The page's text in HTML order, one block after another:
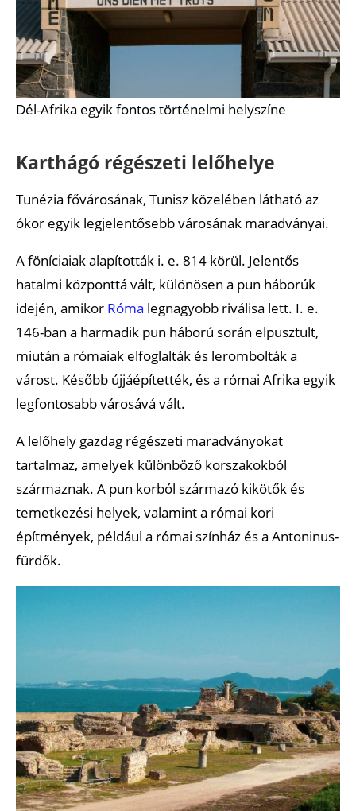
Dél-Afrika egyik fontos történelmi helyszíne
Karthágó régészeti lelőhelye
Tunézia fővárosának, Tunisz közelében látható az
ókor egyik legjelentősebb városának maradványai.
A föníciaiak alapították i. e. 814 körül. Jelentős
hatalmi központtá vált, különösen a pun háborúk
idején, amikor Róma legnagyobb riválisa lett. I. e.
146-ban a harmadik pun háború során elpusztult,
miután a rómaiak elfoglalták és lerombolták a
várost. Később újjáépítették, és a római Afrika egyik
legfontosabb városává vált.
A lelőhely gazdag régészeti maradványokat
tartalmaz, amelyek különböző korszakokból
származnak. A pun korból származó kikötők és
temetkezési helyek, valamint a római kori
építmények, például a római színház és a Antoninus-
fürdők.